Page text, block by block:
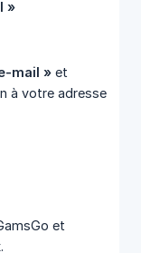
»
mail » et
à votre adresse
et
.